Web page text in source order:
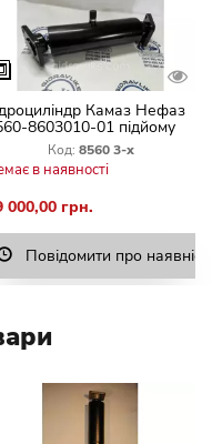
Камаз Нефаз
8603010-01 підйому
3-штовий ГЦ
60
Код: 8560 3-х
в наявності
000,00 грн.
Повідомити про